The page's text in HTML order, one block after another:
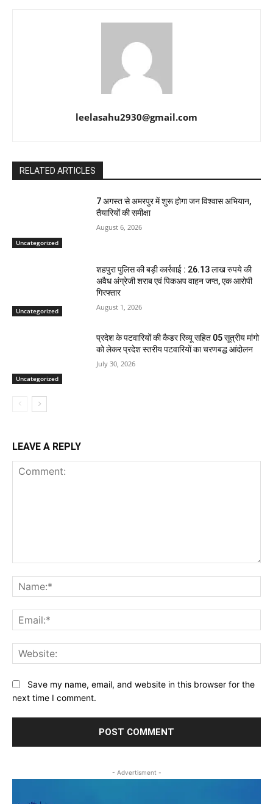
leelasahu2930@gmail.com
RELATED ARTICLES
Uncategorized
7 अगस्त से अमरपुर में शुरू होगा जन विश्वास अभियान,
तैयारियों की समीक्षा
August 6, 2026
Uncategorized
शहपुरा पुलिस की बड़ी कार्रवाई : 26.13 लाख रुपये की
अवैध अंग्रेजी शराब एवं पिकअप वाहन जप्त, एक आरोपी
गिरफ्तार
August 1, 2026
Uncategorized
प्रदेश के पटवारियों की कैडर रिव्यू सहित 05 सूत्रीय मांगो
को लेकर प्रदेश स्तरीय पटवारियों का चरणबद्ध आंदोलन
July 30, 2026
LEAVE A REPLY
Save my name, email, and website in this browser for the
next time I comment.
- Advertisment -